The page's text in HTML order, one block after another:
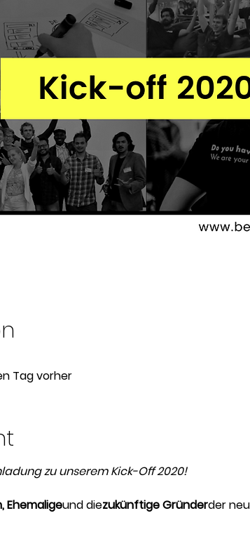
Tag vorher
zu unserem Kick-Off 2020!
Ehemaligeund diezukünftige Gründerder